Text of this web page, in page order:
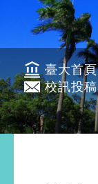
臺大首頁
校訊投稿